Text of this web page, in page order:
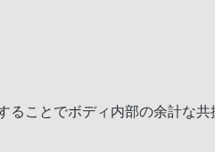
ことでボディ内部の余計な共